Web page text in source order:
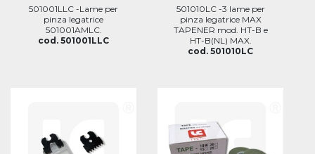
501001LLC -Lame per
pinza legatrice
501001AMLC.
cod. 501001LLC
501010LC -3 lame per
pinza legatrice MAX
TAPENER mod. HT-B e
HT-B(NL) MAX.
cod. 501010LC